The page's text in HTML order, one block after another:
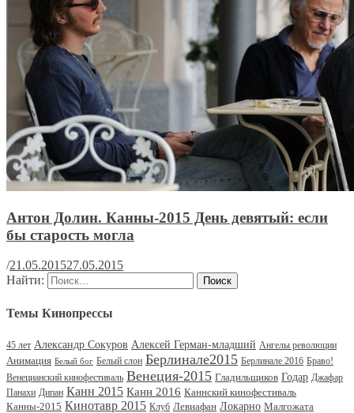
Антон Долин. Канны-2015 День девятый: если
бы старость могла
/21.05.201527.05.2015
Найти:
Темы Кинопрессы
45 лет Александр Сокуров Алексей Герман-младший Ангелы революции
Анимация Белый бог Белый слон Берлинале2015 Берлинале 2016 Браво!
Венецианский кинофестиваль Венеция-2015 Гладильщиков Годар Джафар
Панахи Дипан Канн 2015 Канн 2016 Каннский кинофестиваль
Канны-2015 Кинотавр 2015 Клуб Левиафан Локарно Малгожата